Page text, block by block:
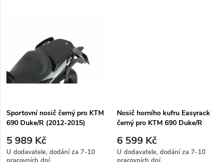
ů
Sportovní nosič černý pro KTM
690 Duke/R (2012-2015)
5 989 Kč
U dodavatele, dodání za 7-10
Nosič horního kufru Easyrack
černý pro KTM 690 Duke/R
6 599 Kč
U dodavatele, dodání za 7-10